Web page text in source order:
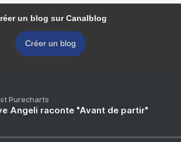
un blog sur Canalblog
Créer un blog
Purecharts
Angeli raconte "Avant de partir"